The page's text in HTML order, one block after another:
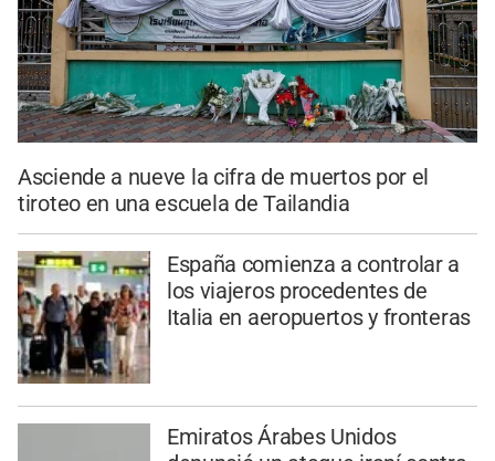
Asciende a nueve la cifra de muertos por el
tiroteo en una escuela de Tailandia
España comienza a controlar a
los viajeros procedentes de
Italia en aeropuertos y fronteras
Emiratos Árabes Unidos